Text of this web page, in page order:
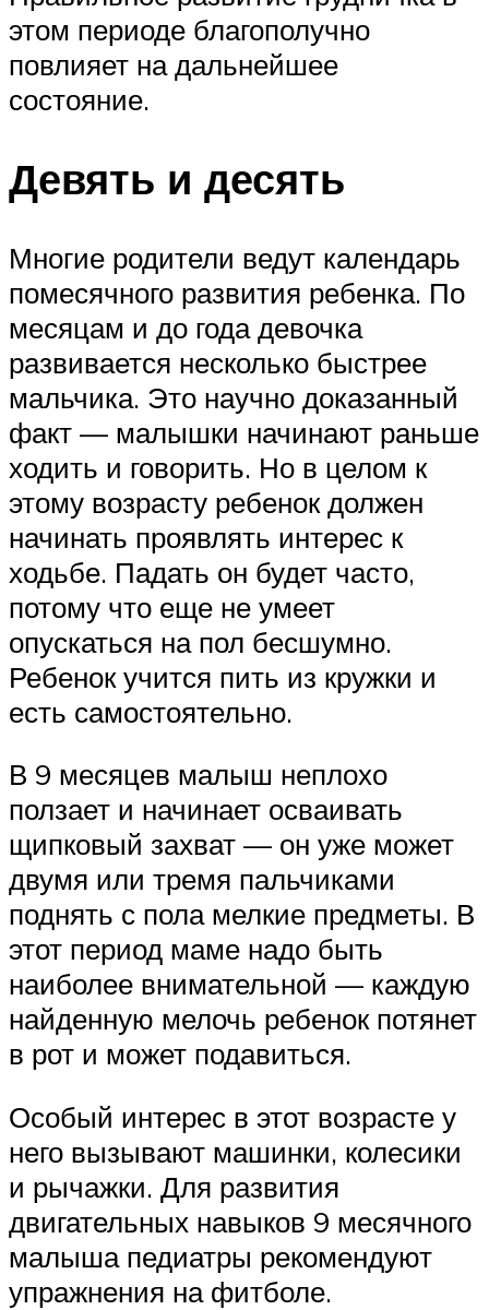
этом периоде благополучно
повлияет на дальнейшее
состояние.
Девять и десять
Многие родители ведут календарь
помесячного развития ребенка. По
месяцам и до года девочка
развивается несколько быстрее
мальчика. Это научно доказанный
факт — малышки начинают раньше
ходить и говорить. Но в целом к
этому возрасту ребенок должен
начинать проявлять интерес к
ходьбе. Падать он будет часто,
потому что еще не умеет
опускаться на пол бесшумно.
Ребенок учится пить из кружки и
есть самостоятельно.
В 9 месяцев малыш неплохо
ползает и начинает осваивать
щипковый захват — он уже может
двумя или тремя пальчиками
поднять с пола мелкие предметы. В
этот период маме надо быть
наиболее внимательной — каждую
найденную мелочь ребенок потянет
в рот и может подавиться.
Особый интерес в этот возрасте у
него вызывают машинки, колесики
и рычажки. Для развития
двигательных навыков 9 месячного
малыша педиатры рекомендуют
упражнения на фитболе.